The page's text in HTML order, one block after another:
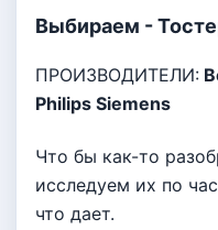
Выбираем -
ПРОИЗВОДИТЕЛИ:
Philips Siemens
Что бы как-то
исследуем их по
что дает.